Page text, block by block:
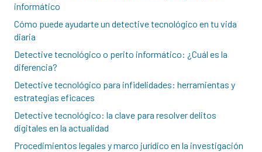
informático
Cómo puede ayudarte un detective tecnológico en tu vida
diaria
Detective tecnológico o perito informático: ¿Cuál es la
diferencia?
Detective tecnológico para infidelidades: herramientas y
estrategias eficaces
Detective tecnológico: la clave para resolver delitos
digitales en la actualidad
Procedimientos legales y marco jurídico en la investigación